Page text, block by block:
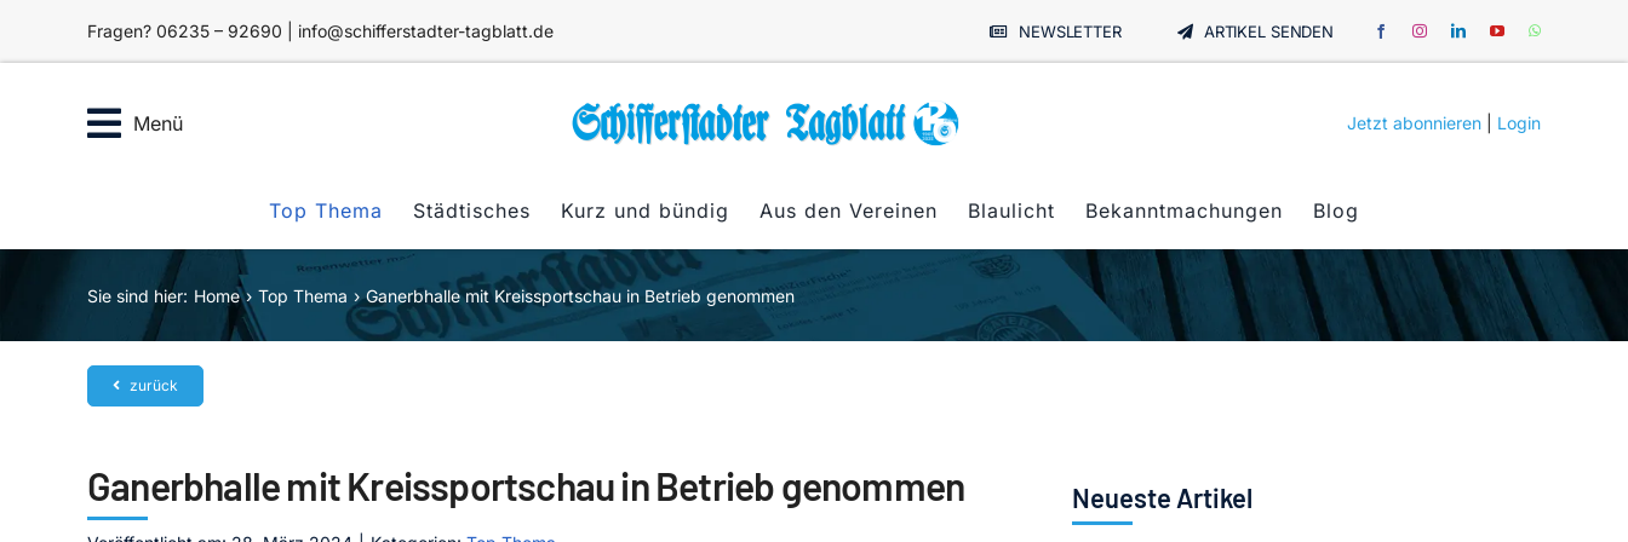
Fragen? 06235 – 92690 | info@schifferstadter-tagblatt.de NEWSLETTER ARTIKEL SENDEN
Menü Jetzt abonnieren Login
Top Thema Städtisches Kurz und bündig Aus den Vereinen Blaulicht Bekanntmachungen Blog
Sie sind hier: Home Top Thema Ganerbhalle mit Kreissportschau in Betrieb genommen
zurück
Ganerbhalle mit Kreissportschau in Betrieb genommen Neueste Artikel